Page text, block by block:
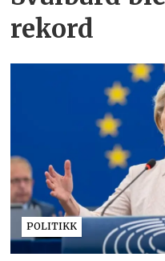
rekord
POLITIKK